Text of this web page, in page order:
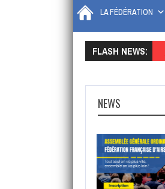
LA FÉDÉRATION
FLASH NEWS:
NEWS